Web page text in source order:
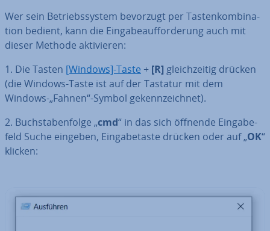
Wer sein Be­triebs­sys­tem bevorzugt per Tas­ten­kom­bi­na­
ti­on bedient, kann die Ein­ga­be­auf­for­de­rung auch mit
dieser Methode ak­ti­vie­ren:
1. Die Tasten [Windows]-Taste + [R] gleich­zei­tig drücken
(die Windows-Taste ist auf der Tastatur mit dem
Windows-„Fahnen“-Symbol ge­kenn­zeich­net).
2. Buch­sta­ben­fol­ge „cmd“ in das sich öffnende Ein­ga­be­
feld Suche eingeben, Ein­ga­be­tas­te drücken oder auf „OK“
klicken: